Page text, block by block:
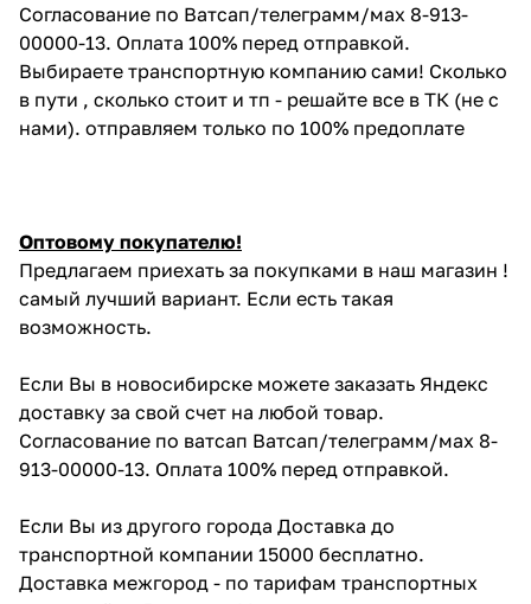
Согласование по Ватсап/телеграмм/мах 8-913-
00000-13. Оплата 100% перед отправкой.
Выбираете транспортную компанию сами! Сколько
в пути , сколько стоит и тп - решайте все в ТК (не с
нами). отправляем только по 100% предоплате
Оптовому покупателю!
Предлагаем приехать за покупками в наш магазин !
самый лучший вариант. Если есть такая
возможность.
Если Вы в новосибирске можете заказать Яндекс
доставку за свой счет на любой товар.
Согласование по ватсап Ватсап/телеграмм/мах 8-
913-00000-13. Оплата 100% перед отправкой.
Если Вы из другого города Доставка до
транспортной компании 15000 бесплатно.
Доставка межгород - по тарифам транспортных